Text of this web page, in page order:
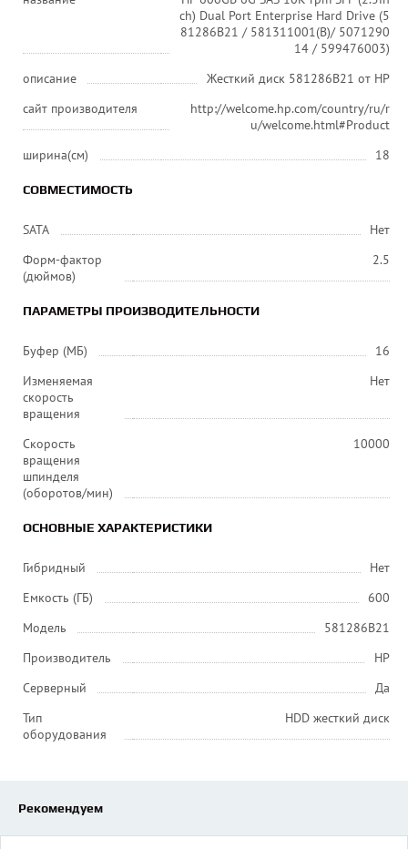
ch) Dual Port Enterprise Hard Drive (5
81286B21 / 581311001(B)/ 5071290
14 / 599476003)
описание
Жесткий диск 581286B21 от HP
сайт производителя
http://welcome.hp.com/country/ru/r
u/welcome.html#Product
ширина(см)
18
СОВМЕСТИМОСТЬ
SATA
Нет
Форм-фактор
(дюймов)
2.5
ПАРАМЕТРЫ ПРОИЗВОДИТЕЛЬНОСТИ
Буфер (МБ)
16
Изменяемая
скорость
вращения
Нет
Скорость
вращения
шпинделя
(оборотов/мин)
10000
ОСНОВНЫЕ ХАРАКТЕРИСТИКИ
Гибридный
Нет
Емкость (ГБ)
600
Модель
581286B21
Производитель
HP
Серверный
Да
Тип
оборудования
HDD жесткий диск
Рекомендуем